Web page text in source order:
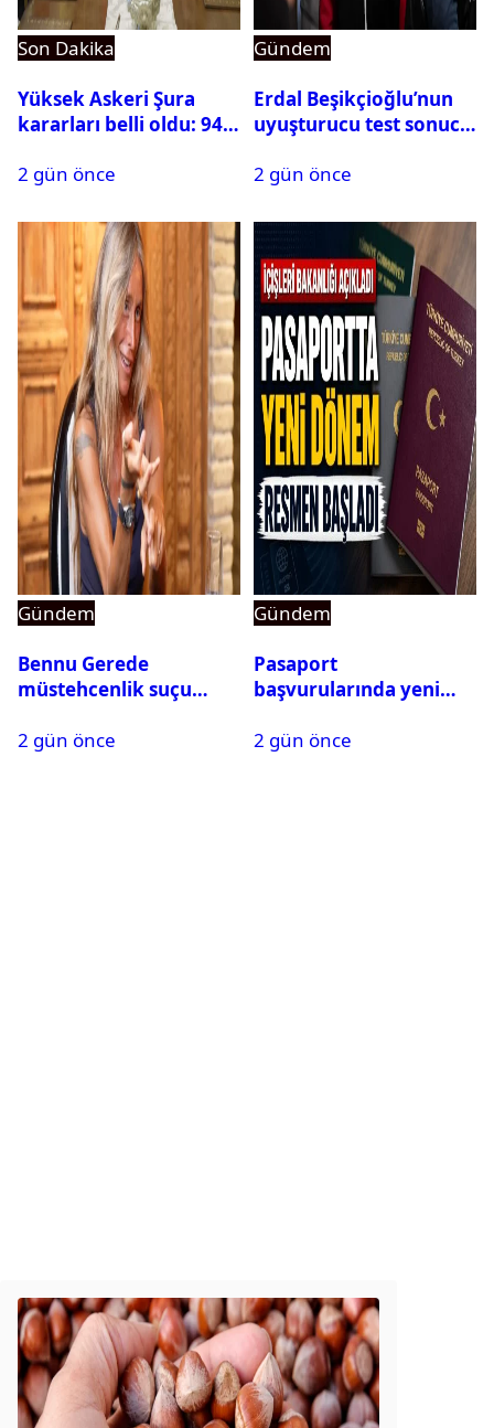
Son Dakika
Yüksek Askeri Şura
kararları belli oldu: 94
2 gün önce
Gündem
Erdal Beşikçioğlu’nun
uyuşturucu test sonucu
2 gün önce
Gündem
Bennu Gerede
müstehcenlik suçu
alındı
2 gün önce
Gündem
Pasaport
başvurularında yeni
2 gün önce